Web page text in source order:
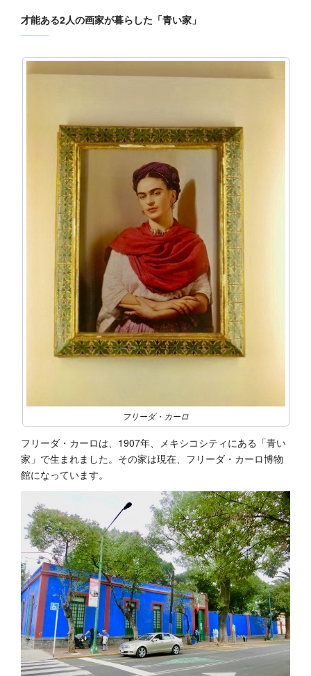
才能ある2人の画家が暮らした「青い家」
フリーダ・カーロ
フリーダ・カーロは、1907年、メキシコシティにある「青い
家」で生まれました。その家は現在、フリーダ・カーロ博物
館になっています。